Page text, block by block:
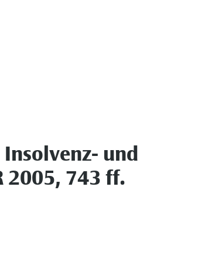
Insolvenz- und
2005, 743 ff.